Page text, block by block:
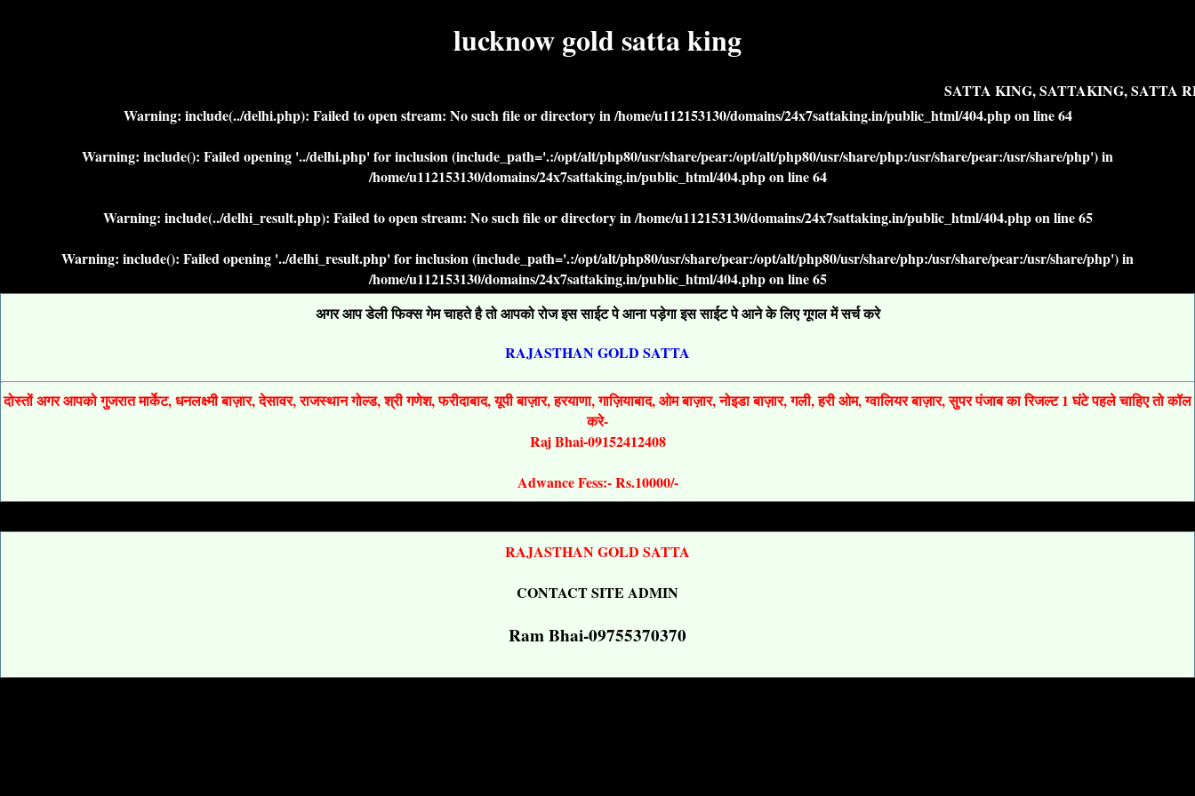
lucknow gold satta king
SATTA KING, SATTAKING, SATTA
Warning: include(../delhi.php): Failed to open stream: No such file or directory in/home/u112153130/domains/24x7sattaking.in/public_html/404.phpon line64
Warning: include(): Failed opening '../delhi.php' for inclusion (include_path='.:/opt/alt/php80/usr/share/pear:/opt/alt/php80/usr/share/php:/usr/share/pear:/usr/share/php') in
/home/u112153130/domains/24x7sattaking.in/public_html/404.phpon line64
Warning: include(../delhi_result.php): Failed to open stream: No such file or directory in/home/u112153130/domains/24x7sattaking.in/public_html/404.phpon line65
Warning: include(): Failed opening '../delhi_result.php' for inclusion (include_path='.:/opt/alt/php80/usr/share/pear:/opt/alt/php80/usr/share/php:/usr/share/pear:/usr/share/php') in
/home/u112153130/domains/24x7sattaking.in/public_html/404.phpon line65
अगर आप डेली फिक्स गेम चाहते है तो आपको रोज इस साईट पे आना पड़ेगा इस साईट पे आने के लिए गूगल में सर्च करे
RAJASTHAN GOLD SATTA
दोस्तों अगर आपको गुजरात मार्केट, धनलक्ष्मी बाज़ार, देसावर, राजस्थान गोल्ड, श्री गणेश, फरीदाबाद, यूपी बाज़ार, हरयाणा, गाज़ियाबाद, ओम बाज़ार, नोइडा बाज़ार, गली, हरी ओम, ग्वालियर बाज़ार, सुपर पंजाब का रिजल्ट 1 घंटे पहले चाहिए तो कॉल
करे-
Raj Bhai-09152412408
Adwance Fess:- Rs.10000/-
RAJASTHAN GOLD SATTA
CONTACT SITE ADMIN
Ram Bhai-09755370370